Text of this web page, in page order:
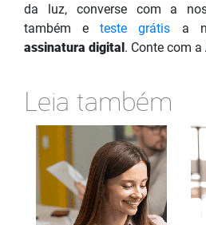
da luz, converse com a
também eteste grátis a
assinatura digital. Conte com a
Leia também